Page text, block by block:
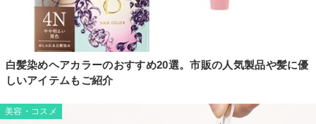
白髪染めヘアカラーのおすすめ20選。市販の人気製品や髪に優
しいアイテムもご紹介
美容・コスメ